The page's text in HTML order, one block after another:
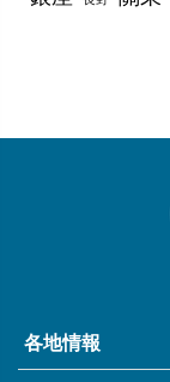
各地情報